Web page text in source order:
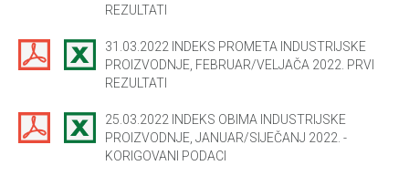
REZULTATI
31.03.2022 INDEKS PROMETA INDUSTRIJSKE
PROIZVODNJE, FEBRUAR/VELJAČA 2022. PRVI
REZULTATI
25.03.2022 INDEKS OBIMA INDUSTRIJSKE
PROIZVODNJE, JANUAR/SIJEČANJ 2022. -
KORIGOVANI PODACI